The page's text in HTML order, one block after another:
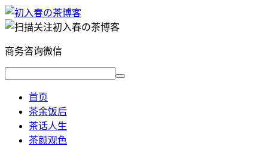
商务咨询微信
首页
茶余饭后
茶话人生
茶颜观色